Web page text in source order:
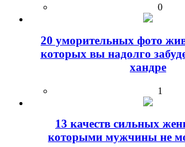
0
20 уморительных фото
которых вы надолго
хандре
1
13 качеств сильных
которыми мужчины не